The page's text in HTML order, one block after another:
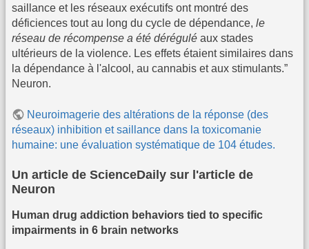
saillance et les réseaux exécutifs ont montré des
déficiences tout au long du cycle de dépendance, le
réseau de récompense a été dérégulé aux stades
ultérieurs de la violence. Les effets étaient similaires dans
la dépendance à l'alcool, au cannabis et aux stimulants.”
Neuron.
Neuroimagerie des altérations de la réponse (des
réseaux) inhibition et saillance dans la toxicomanie
humaine: une évaluation systématique de 104 études.
Un article de ScienceDaily sur l'article de
Neuron
Human drug addiction behaviors tied to specific
impairments in 6 brain networks